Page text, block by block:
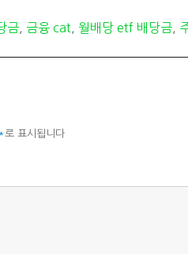
금, 금융 cat, 월배당 etf 배당금,
*로 표시됩니다